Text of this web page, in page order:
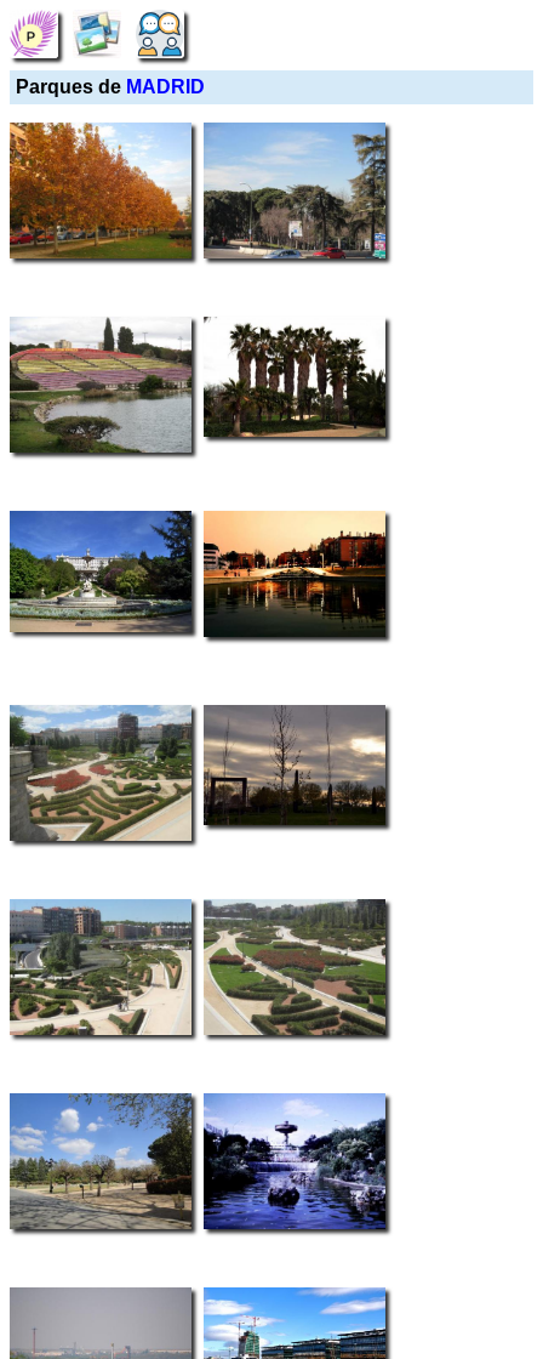
Parques de MADRID